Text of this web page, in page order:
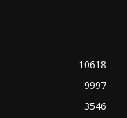
10618
9997
3546